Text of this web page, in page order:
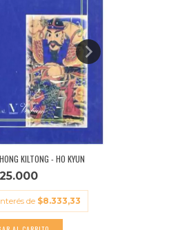
KILTONG - HO KYUN
de $8.333,33